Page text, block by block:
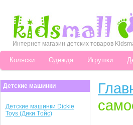
Интернет магазин детских товаров
Коляски Одежда Игрушки
Детские машинки
Детские машинки Dickie
Toys (Дики Tойс)